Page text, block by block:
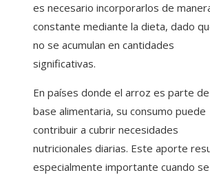
es necesario incorporarlos de
constante mediante la dieta, dado
no se acumulan en cantidades
significativas.
En países donde el arroz es parte
base alimentaria, su consumo puede
contribuir a cubrir necesidades
nutricionales diarias. Este aporte
especialmente importante cuando se